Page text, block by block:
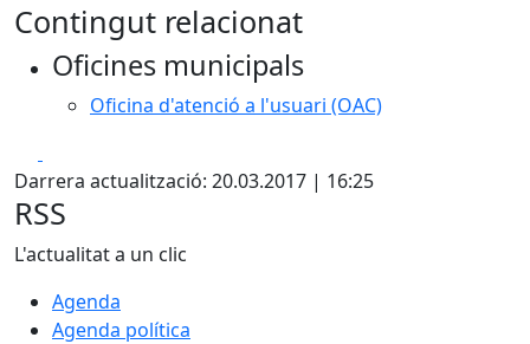
Contingut relacionat
Oficines municipals
Oficina d'atenció a l'usuari (OAC)
Darrera actualització: 20.03.2017 | 16:25
RSS
L'actualitat a un clic
Agenda
Agenda política